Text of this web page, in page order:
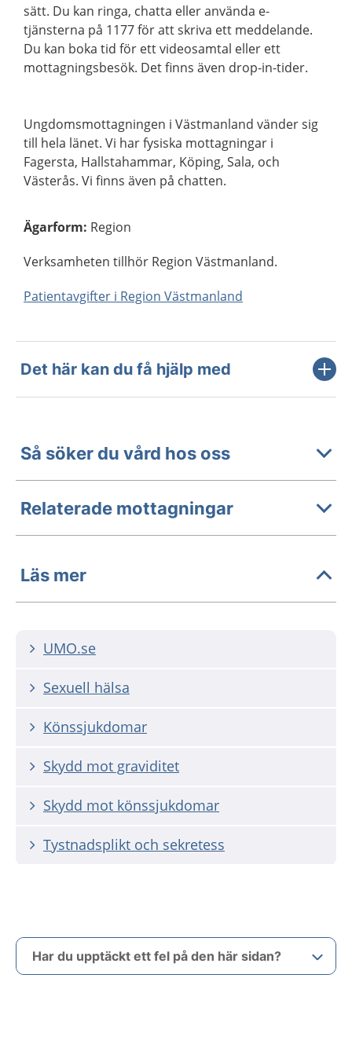
sätt. Du kan ringa, chatta eller använda e-
tjänsterna på 1177 för att skriva ett meddelande.
Du kan boka tid för ett videosamtal eller ett
mottagningsbesök. Det finns även drop-in-tider.
Ungdomsmottagningen i Västmanland vänder sig
till hela länet. Vi har fysiska mottagningar i
Fagersta, Hallstahammar, Köping, Sala, och
Västerås. Vi finns även på chatten.
Ägarform: Region
Verksamheten tillhör Region Västmanland.
Patientavgifter i Region Västmanland
Det här kan du få hjälp med
Så söker du vård hos oss
Relaterade mottagningar
Läs mer
UMO.se
Sexuell hälsa
Könssjukdomar
Skydd mot graviditet
Skydd mot könssjukdomar
Tystnadsplikt och sekretess
Har du upptäckt ett fel på den här sidan?